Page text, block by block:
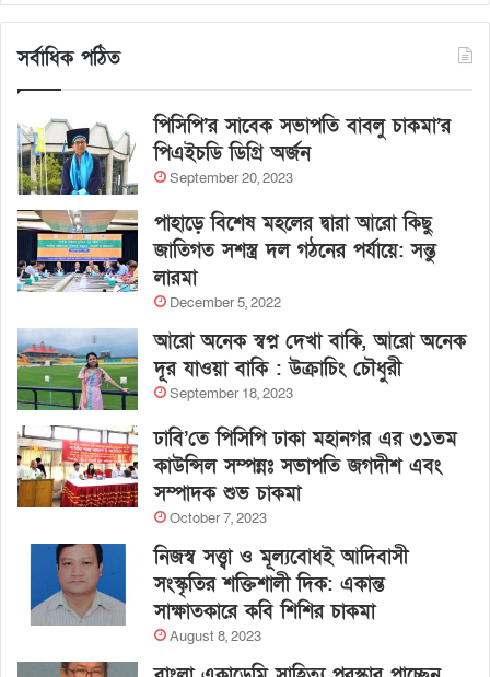
সর্বাধিক পঠিত
পিসিপি’র সাবেক সভাপতি বাবলু চাকমা’র
পিএইচডি ডিগ্রি অর্জন
September 20, 2023
পাহাড়ে বিশেষ মহলের দ্বারা আরো কিছু
জাতিগত সশস্ত্র দল গঠনের পর্যায়ে: সন্তু
লারমা
December 5, 2022
আরো অনেক স্বপ্ন দেখা বাকি, আরো অনেক
দূর যাওয়া বাকি : উক্রাচিং চৌধুরী
September 18, 2023
ঢাবি’তে পিসিপি ঢাকা মহানগর এর ৩১তম
কাউন্সিল সম্পন্নঃ সভাপতি জগদীশ এবং
সম্পাদক শুভ চাকমা
October 7, 2023
নিজস্ব সত্ত্বা ও মূল্যবোধই আদিবাসী
সংস্কৃতির শক্তিশালী দিক: একান্ত
সাক্ষাতকারে কবি শিশির চাকমা
August 8, 2023